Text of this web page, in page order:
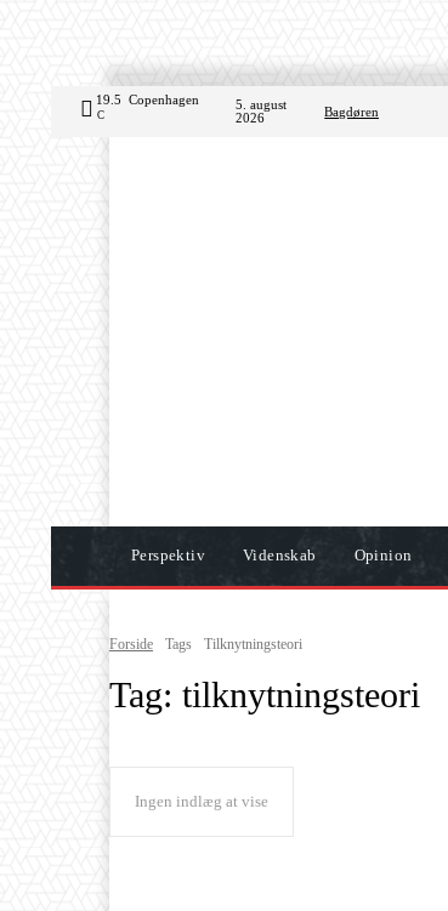
19.5
C
Copenhagen
5. august
2026
Bagdøren
Perspektiv Videnskab Opinion
Forside Tags Tilknytningsteori
Tag: tilknytningsteori
Ingen indlæg at vise